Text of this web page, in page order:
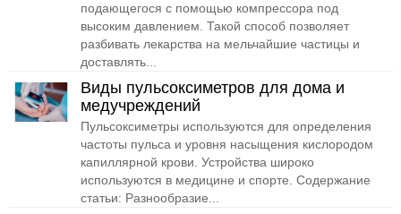
подающегося с помощью компрессора под
высоким давлением. Такой способ позволяет
разбивать лекарства на мельчайшие частицы и
доставлять...
Виды пульсоксиметров для дома и
медучреждений
Пульсоксиметры используются для определения
частоты пульса и уровня насыщения кислородом
капиллярной крови. Устройства широко
используются в медицине и спорте. Содержание
статьи: Разнообразие...